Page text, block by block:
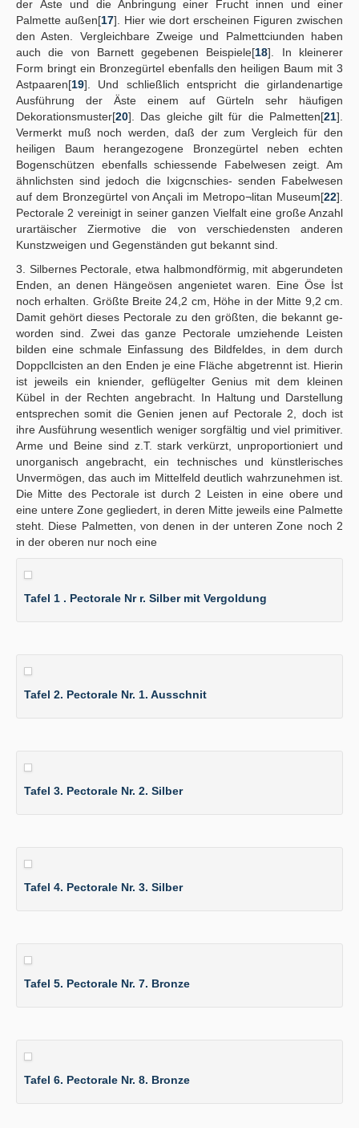
der Äste und die Anbringung einer Frucht innen und einer
Palmette außen[17]. Hier wie dort erscheinen Figuren zwischen
den Asten. Vergleichbare Zweige und Palmettciunden haben
auch die von Barnett gegebenen Beispiele[18]. In kleinerer
Form bringt ein Bronzegürtel ebenfalls den heiligen Baum mit 3
Astpaaren[19]. Und schließlich entspricht die girlandenartige
Ausführung der Äste einem auf Gürteln sehr häufigen
Dekorationsmuster[20]. Das gleiche gilt für die Palmetten[21].
Vermerkt muß noch werden, daß der zum Vergleich für den
heiligen Baum herangezogene Bronzegürtel neben echten
Bogenschützen ebenfalls schiessende Fabelwesen zeigt. Am
ähnlichsten sind jedoch die Ixigcnschies- senden Fabelwesen
auf dem Bronzegürtel von Ançali im Metropo¬litan Museum[22].
Pectorale 2 vereinigt in seiner ganzen Vielfalt eine große Anzahl
urartäischer Ziermotive die von verschiedensten anderen
Kunstzweigen und Gegenständen gut bekannt sind.
3. Silbernes Pectorale, etwa halbmondförmig, mit abgerundeten
Enden, an denen Hängeösen angenietet waren. Eine Öse İst
noch erhalten. Größte Breite 24,2 cm, Höhe in der Mitte 9,2 cm.
Damit gehört dieses Pectorale zu den größten, die bekannt ge-
worden sind. Zwei das ganze Pectorale umziehende Leisten
bilden eine schmale Einfassung des Bildfeldes, in dem durch
Doppcllcisten an den Enden je eine Fläche abgetrennt ist. Hierin
ist jeweils ein kniender, geflügelter Genius mit dem kleinen
Kübel in der Rechten angebracht. In Haltung und Darstellung
entsprechen somit die Genien jenen auf Pectorale 2, doch ist
ihre Ausführung wesentlich weniger sorgfältig und viel primitiver.
Arme und Beine sind z.T. stark verkürzt, unproportioniert und
unorganisch angebracht, ein technisches und künstlerisches
Unvermögen, das auch im Mittelfeld deutlich wahrzunehmen ist.
Die Mitte des Pectorale ist durch 2 Leisten in eine obere und
eine untere Zone gegliedert, in deren Mitte jeweils eine Palmette
steht. Diese Palmetten, von denen in der unteren Zone noch 2
in der oberen nur noch eine
Tafel 1 . Pectorale Nr r. Silber mit Vergoldung
Tafel 2. Pectorale Nr. 1. Ausschnit
Tafel 3. Pectorale Nr. 2. Silber
Tafel 4. Pectorale Nr. 3. Silber
Tafel 5. Pectorale Nr. 7. Bronze
Tafel 6. Pectorale Nr. 8. Bronze